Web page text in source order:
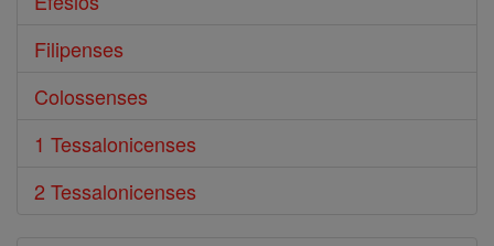
Filipenses
Colossenses
1 Tessalonicenses
2 Tessalonicenses